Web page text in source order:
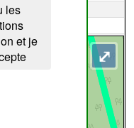
les
et je
⤢